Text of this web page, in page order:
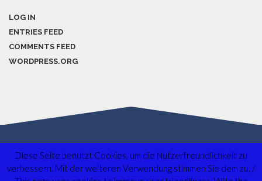
LOG IN
ENTRIES FEED
COMMENTS FEED
WORDPRESS.ORG
Diese Seite benutzt Cookies, um die Nutzerfreundlichkeit zu
verbessern. Mit der weiteren Verwendung stimmen Sie dem zu. /